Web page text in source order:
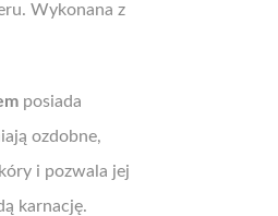
Wykonana z
posiada
ozdobne,
i pozwala jej
karnację.